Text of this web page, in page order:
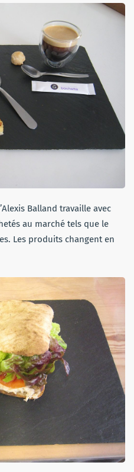
Balland travaille avec
au marché tels que le
Les produits changent en